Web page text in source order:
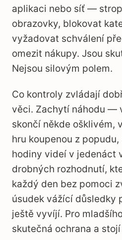
aplikaci nebo síť —
obrazovky, blokovat
vyžadovat schválení
omezit nákupy. Jsou
Nejsou silovým polem.
Co kontroly zvládají
věci. Zachytí náhodu —
skončí někde ošklivém,
hru koupenou z
hodiny videí v jedenáct
drobných rozhodnutí,
každý den bez pomoci
úsudek vážící důsledky
ještě vyvíjí. Pro
skutečná ochrana a